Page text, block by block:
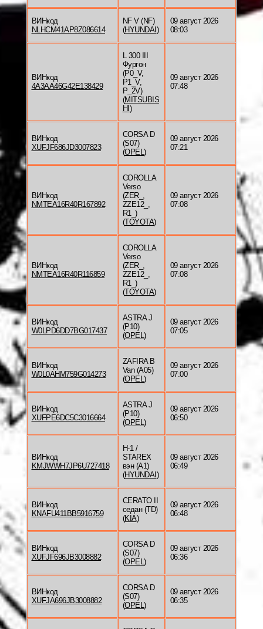
ВИНкод
NLHCM41AP8Z086614
NF V (NF)
(HYUNDAI )
09 август 2026
08:03
ВИНкод
4A3AA46G42E138429
L 300 III
Фургон
(P0_V,
P1_V,
P_2V)
(MITSUBIS
HI )
09 август 2026
07:48
ВИНкод
XUFJF686JD3007823
CORSA D
(S07)
(OPEL)
09 август 2026
07:21
ВИНкод
NMTEA16R40R167892
COROLLA
Verso
(ZER_,
ZZE12_,
R1_)
(TOYOTA)
09 август 2026
07:08
ВИНкод
NMTEA16R40R116859
COROLLA
Verso
(ZER_,
ZZE12_,
R1_)
(TOYOTA)
09 август 2026
07:08
ВИНкод
W0LPD6DD7BG017437
ASTRA J
(P10)
(OPEL)
09 август 2026
07:05
ВИНкод
W0L0AHM759G014273
ZAFIRA B
Van (A05)
(OPEL)
09 август 2026
07:00
ВИНкод
XUFPE6DC5C3016664
ASTRA J
(P10)
(OPEL)
09 август 2026
06:50
ВИНкод
KMJWWH7JP6U727418
H-1 /
STAREX
вэн (A1)
(HYUNDAI )
09 август 2026
06:49
ВИНкод
KNAFU411BB5916759
CERATO II
седан (TD)
(KIA)
09 август 2026
06:48
ВИНкод
XUFJF696JB3008882
CORSA D
(S07)
(OPEL)
09 август 2026
06:36
ВИНкод
XUFJA696JB3008882
CORSA D
(S07)
(OPEL)
09 август 2026
06:35